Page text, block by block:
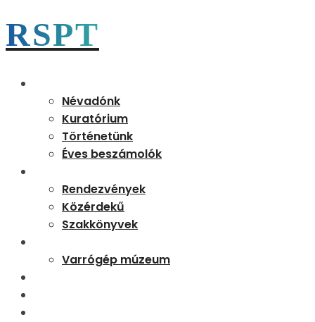
RSPT
Névadónk
Kuratórium
Történetünk
Éves beszámolók
Rendezvények
Közérdekű
Szakkönyvek
Varrógép múzeum